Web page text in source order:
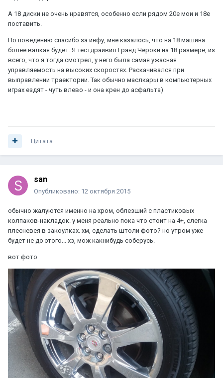
А 18 диски не очень нравятся, особенно если рядом 20е мои и 18е
поставить.
По поведению спасибо за инфу, мне казалось, что на 18 машина
более валкая будет. Я тестдрайвил Гранд Чероки на 18 размере, из
всего, что я тогда смотрел, у него была самая ужасная
управляемость на высоких скоростях. Раскачивался при
выправлении траектории. Так обычно маслкары в компьютерных
играх ездят - чуть влево - и она крен до асфальта)
Цитата
san
Опубликовано: 12 октября 2015
обычно жалуются именно на хром, облезший с пластиковых
колпаков-накладок. у меня реально пока что стоит на 4+, слегка
плесневея в закоулках. хм, сделать штоли фото? но утром уже
будет не до этого... хз, мож какнибудь соберусь.
вот фото